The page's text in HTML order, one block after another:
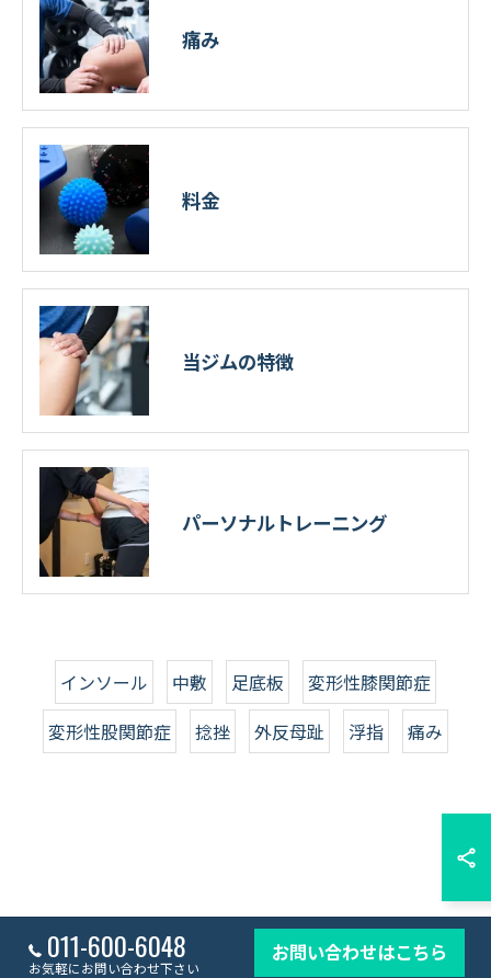
痛み
料金
当ジムの特徴
パーソナルトレーニング
インソール 中敷 足底板
変形性膝関節症
変形性股関節症
捻挫 外反母趾 浮指 痛み
011-600-6048
お気軽にお問い合わせ下さい
お問い合わせはこちら